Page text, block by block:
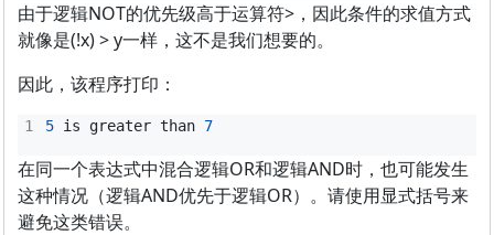
由于逻辑NOT的优先级高于运算符>，因此条件的求值方式
就像是(!x) > y一样，这不是我们想要的。
因此，该程序打印：
5 is greater than 7
在同一个表达式中混合逻辑OR和逻辑AND时，也可能发生
这种情况（逻辑AND优先于逻辑OR）。请使用显式括号来
避免这类错误。